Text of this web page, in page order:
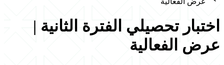
اختبار تحصيلي الفترة الثانية |
عرض الفعالية